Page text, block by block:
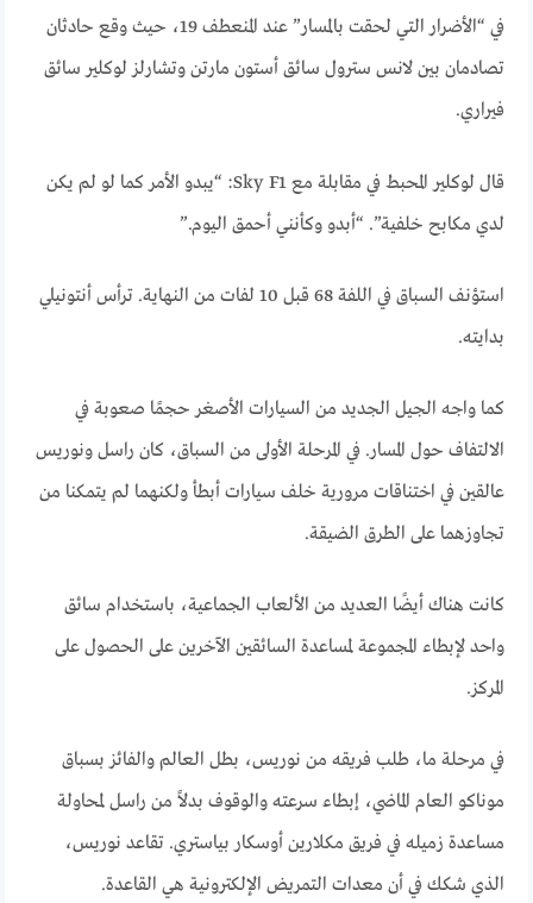
في “الأضرار التي لحقت بالمسار” عند المنعطف 19، حيث وقع حادثان
تصادمان بين لانس سترول سائق أستون مارتن وتشارلز لوكلير سائق
فيراري.
قال لوكلير المحبط في مقابلة مع Sky F1: “يبدو الأمر كما لو لم يكن
لدي مكابح خلفية”. “أبدو وكأنني أحمق اليوم.”
استؤنف السباق في اللفة 68 قبل 10 لفات من النهاية. ترأس أنتونيلي
بدايته.
كما واجه الجيل الجديد من السيارات الأصغر حجمًا صعوبة في
الالتفاف حول المسار. في المرحلة الأولى من السباق، كان راسل ونوريس
عالقين في اختناقات مرورية خلف سيارات أبطأ ولكنهما لم يتمكنا من
تجاوزهما على الطرق الضيقة.
كانت هناك أيضًا العديد من الألعاب الجماعية، باستخدام سائق
واحد لإبطاء المجموعة لمساعدة السائقين الآخرين على الحصول على
المركز.
في مرحلة ما، طلب فريقه من نوريس، بطل العالم والفائز بسباق
موناكو العام الماضي، إبطاء سرعته والوقوف بدلاً من راسل لمحاولة
مساعدة زميله في فريق مكلارين أوسكار بياستري. تقاعد نوريس،
الذي شكك في أن معدات التمريض الإلكترونية هي القاعدة.